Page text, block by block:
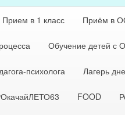
Прием в 1 класс Приём в
Обучение детей с
психолога Лагерь
FOOD